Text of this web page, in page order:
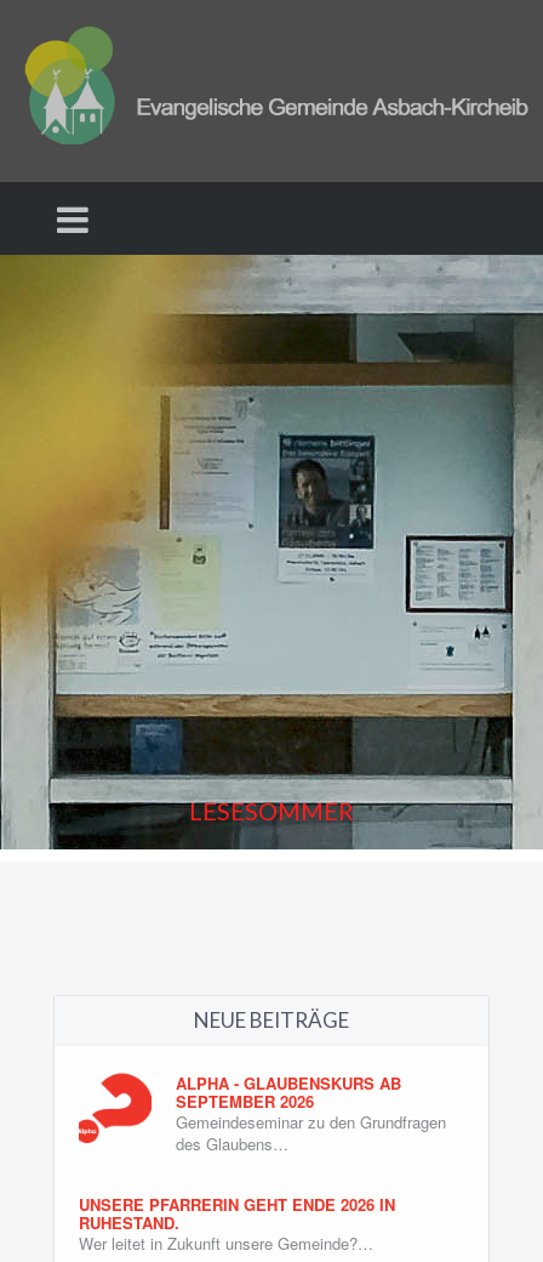
LESESOMMER
NEUE BEITRÄGE
ALPHA - GLAUBENSKURS AB
SEPTEMBER 2026
Gemeindeseminar zu den Grundfragen
des Glaubens…
UNSERE PFARRERIN GEHT ENDE 2026 IN
RUHESTAND.
Wer leitet in Zukunft unsere Gemeinde?…